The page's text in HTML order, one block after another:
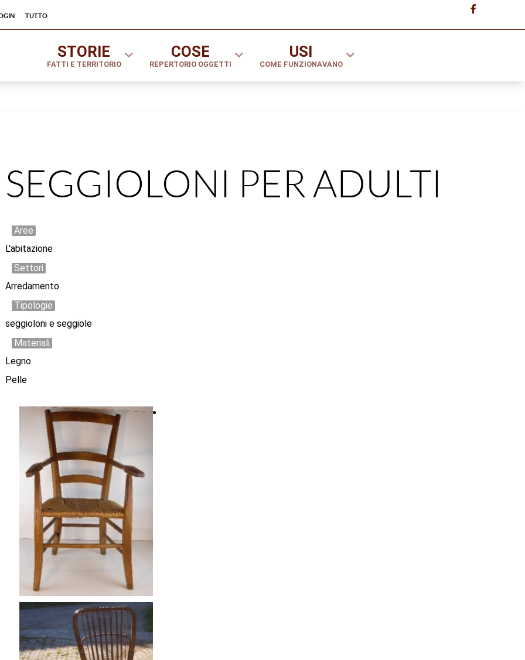
tutto
STORIE
FATTI E TERRITORIO
COSE
REPERTORIO OGGETTI
USI
COME FUNZIONAVANO
SEGGIOLONI PER ADULTI
Aree
L'abitazione
Settori
Arredamento
Tipologie
seggioloni e seggiole
Materiali
Legno
Pelle